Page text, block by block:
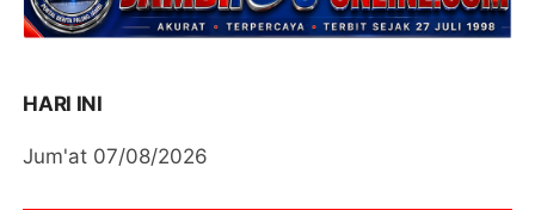
HARI INI
Jum'at 07/08/2026